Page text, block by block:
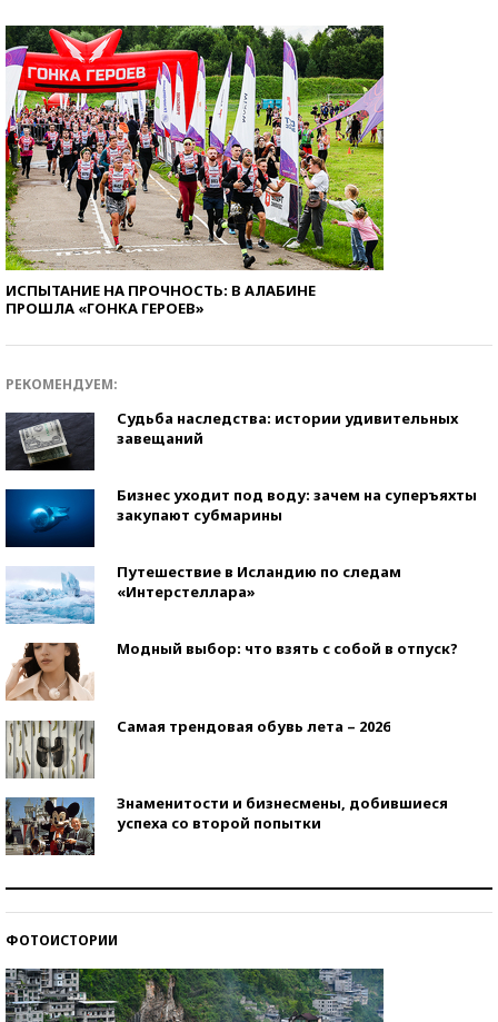
ИСПЫТАНИЕ НА ПРОЧНОСТЬ: В АЛАБИНЕ
ПРОШЛА «ГОНКА ГЕРОЕВ»
РЕКОМЕНДУЕМ:
Судьба наследства: истории удивительных
завещаний
Бизнес уходит под воду: зачем на суперъяхты
закупают субмарины
Путешествие в Исландию по следам
«Интерстеллара»
Модный выбор: что взять с собой в отпуск?
Самая трендовая обувь лета – 2026
Знаменитости и бизнесмены, добившиеся
успеха со второй попытки
ФОТОИСТОРИИ